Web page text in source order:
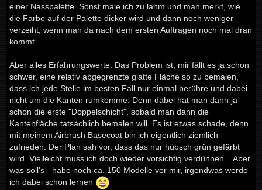
einer Nasspalette. Sonst male ich zu lahm und man merkt, wie
die Farbe auf der Palette dicker wird und dann noch weniger
verzeiht, wenn man da nach dem ersten Auftragen noch mal dran
kommt.
Aber alles Erfahrungswerte. Das Problem ist, mir fällt es ja schon
schwer, eine relativ abgegrenzte glatte Fläche so zu bemalen,
dass ich jede Stelle im besten Fall nur einmal berühre und dabei
nicht um die Kanten rumkomme. Denn dabei hat man dann ja
schon die erste "Doppelschicht", sobald man dann die
Kantenfläche tatsächlich bemalen will. Es ist etwas schade, denn
mit meinem Airbrush Basecoat bin ich eigentlich ziemlich
zufrieden. Der Plan sah vor, dass das nur hübsch grün gefärbt
wird. Vielleicht muss ich doch wieder vorsichtig verdünnen... Aber
was soll's - habe noch ca. 150 Modelle vor mir, irgendwas werde
ich dabei schon lernen